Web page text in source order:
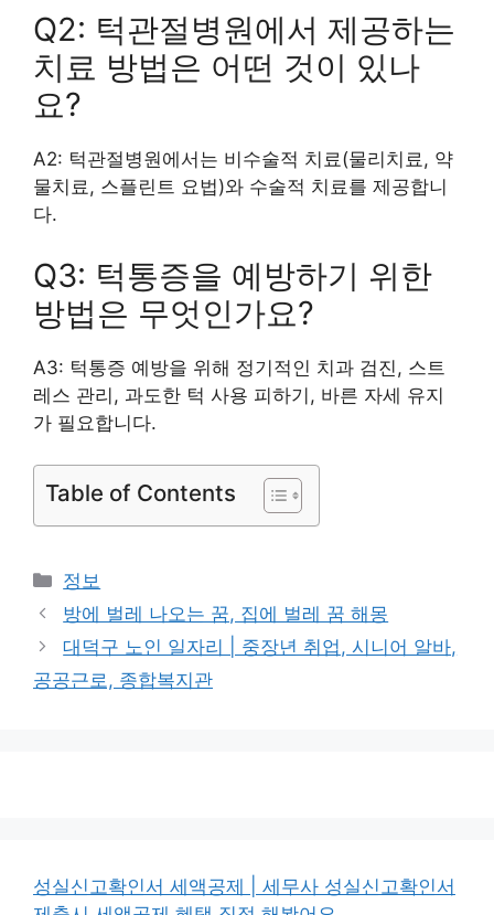
Q2: 턱관절병원에서 제공하는
치료 방법은 어떤 것이 있나
요?
A2: 턱관절병원에서는 비수술적 치료(물리치료, 약
물치료, 스플린트 요법)와 수술적 치료를 제공합니
다.
Q3: 턱통증을 예방하기 위한
방법은 무엇인가요?
A3: 턱통증 예방을 위해 정기적인 치과 검진, 스트
레스 관리, 과도한 턱 사용 피하기, 바른 자세 유지
가 필요합니다.
Table of Contents
카
테
리
정보
방에 벌레 나오는 꿈, 집에 벌레 꿈 해몽
대덕구 노인 일자리 | 중장년 취업, 시니어 알바,
공공근로, 종합복지관
성실신고확인서 세액공제 | 세무사 성실신고확인서